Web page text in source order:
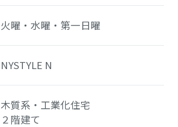
火曜・水曜・第一日曜
NYSTYLE N
木質系・工業化住宅
２階建て